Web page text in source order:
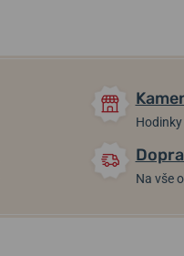
Na vše